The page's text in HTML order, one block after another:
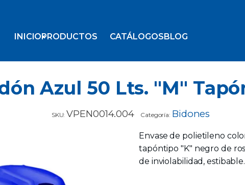
INICIOPRODUCTOS CATÁLOGOSBLOG
Azul 50 Lts. "M"
SKU: VPEN0014.004 Categoría: Bidones
Envase de polietileno
tapóntipo "K" negro de
de inviolabilidad,